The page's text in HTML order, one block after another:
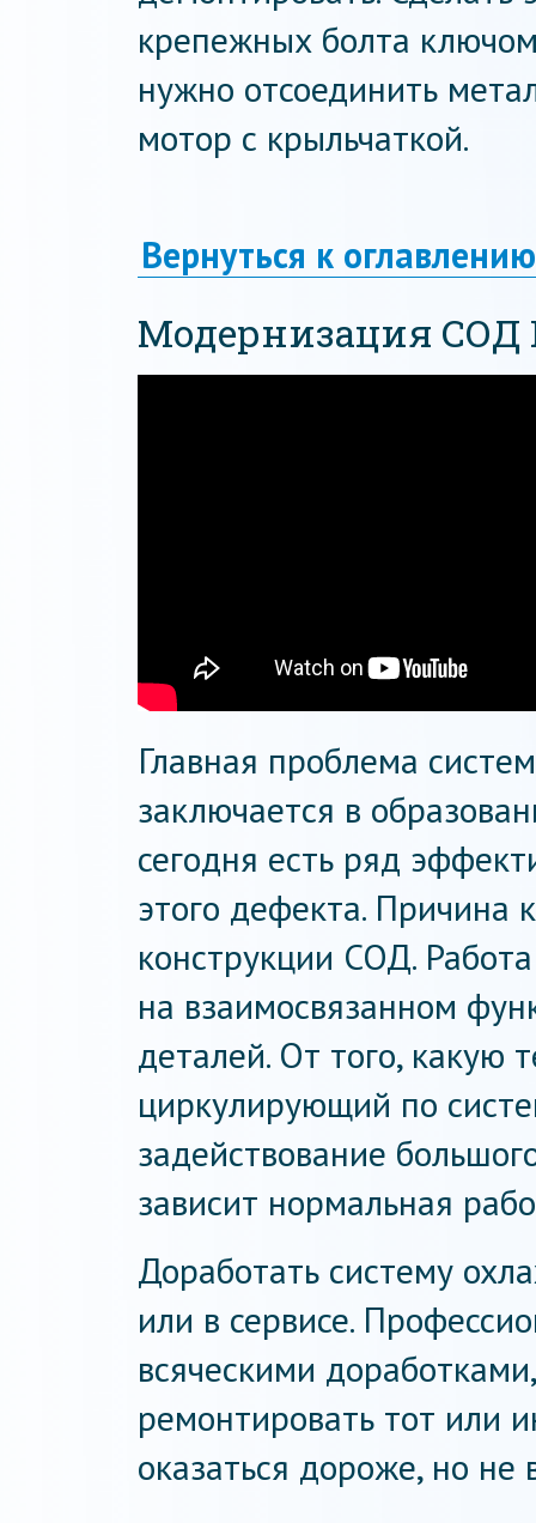
крепежных болта
нужно отсоединить
мотор с крыльчаткой.
Вернуться к оглавлению
Модернизация
Главная проблема
заключается в
сегодня есть ряд
этого дефекта. Причина
конструкции СОД.
на взаимосвязанном
деталей. От того, какую
циркулирующий по
задействование
зависит нормальная
Доработать систему
или в сервисе.
всяческими
ремонтировать тот или
оказаться дороже, но не